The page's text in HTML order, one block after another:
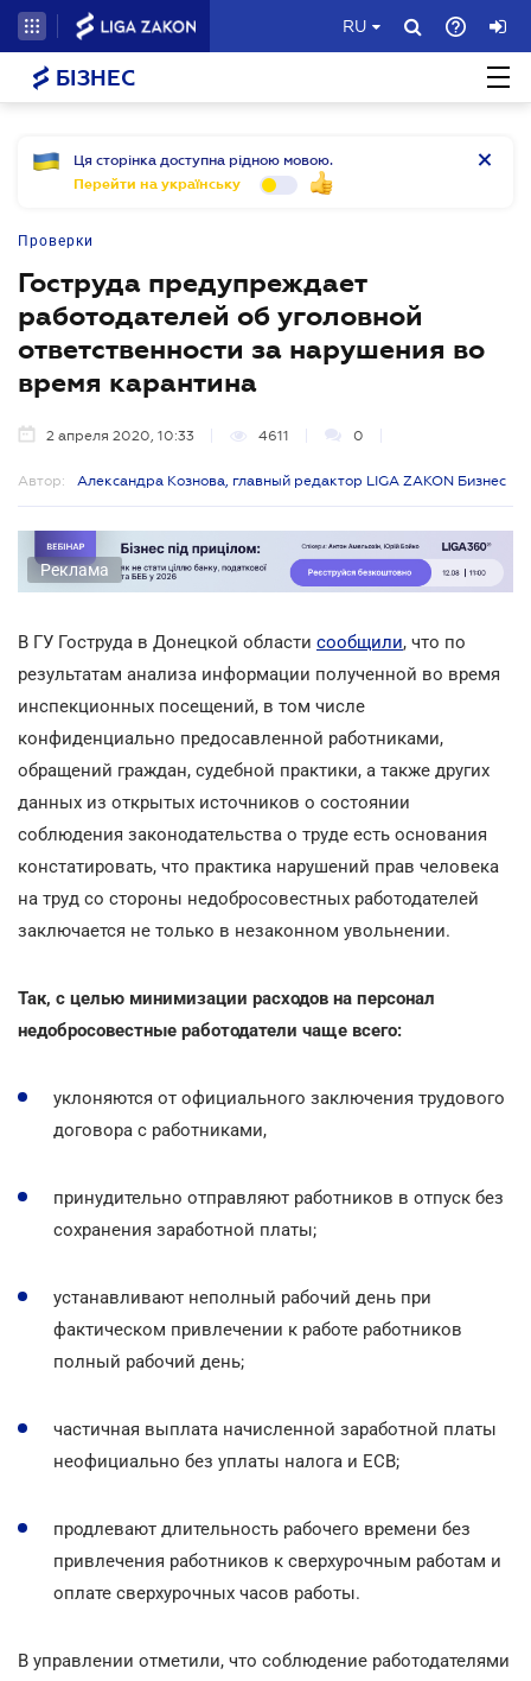
RU
БІЗНЕС
Ця сторінка доступна рідною мовою.
Перейти на українську
Проверки
Гоструда предупреждает
работодателей об уголовной
ответственности за нарушения во
время карантина
2 апреля 2020, 10:33 4611 0
Автор: Александра Кознова, главный редактор LIGA ZAKON Бизнес
Реклама
В ГУ Гоструда в Донецкой области сообщили, что по
результатам анализа информации полученной во время
инспекционных посещений, в том числе
конфиденциально предосавленной работниками,
обращений граждан, судебной практики, а также других
данных из открытых источников о состоянии
соблюдения законодательства о труде есть основания
констатировать, что практика нарушений прав человека
на труд со стороны недобросовестных работодателей
заключается не только в незаконном увольнении.
Так, с целью минимизации расходов на персонал
недобросовестные работодатели чаще всего:
уклоняются от официального заключения трудового
договора с работниками,
принудительно отправляют работников в отпуск без
сохранения заработной платы;
устанавливают неполный рабочий день при
фактическом привлечении к работе работников
полный рабочий день;
частичная выплата начисленной заработной платы
неофициально без уплаты налога и ЕСВ;
продлевают длительность рабочего времени без
привлечения работников к сверхурочным работам и
оплате сверхурочных часов работы.
В управлении отметили, что соблюдение работодателями